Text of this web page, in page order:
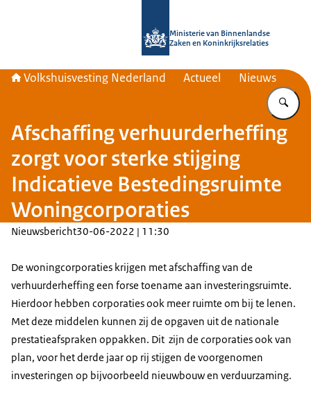
Ministerie van Binnenlandse
Zaken en Koninkrijksrelaties
Volkshuisvesting Nederland Actueel Nieuws
Afschaffing verhuurderheffing
zorgt voor sterke stijging
Indicatieve Bestedingsruimte
Woningcorporaties
Nieuwsbericht30-06-2022 | 11:30
De woningcorporaties krijgen met afschaffing van de
verhuurderheffing een forse toename aan investeringsruimte.
Hierdoor hebben corporaties ook meer ruimte om bij te lenen.
Met deze middelen kunnen zij de opgaven uit de nationale
prestatieafspraken oppakken. Dit zijn de corporaties ook van
plan, voor het derde jaar op rij stijgen de voorgenomen
investeringen op bijvoorbeeld nieuwbouw en verduurzaming.